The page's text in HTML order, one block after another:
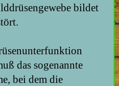
bildet
das sogenannte
bei dem die